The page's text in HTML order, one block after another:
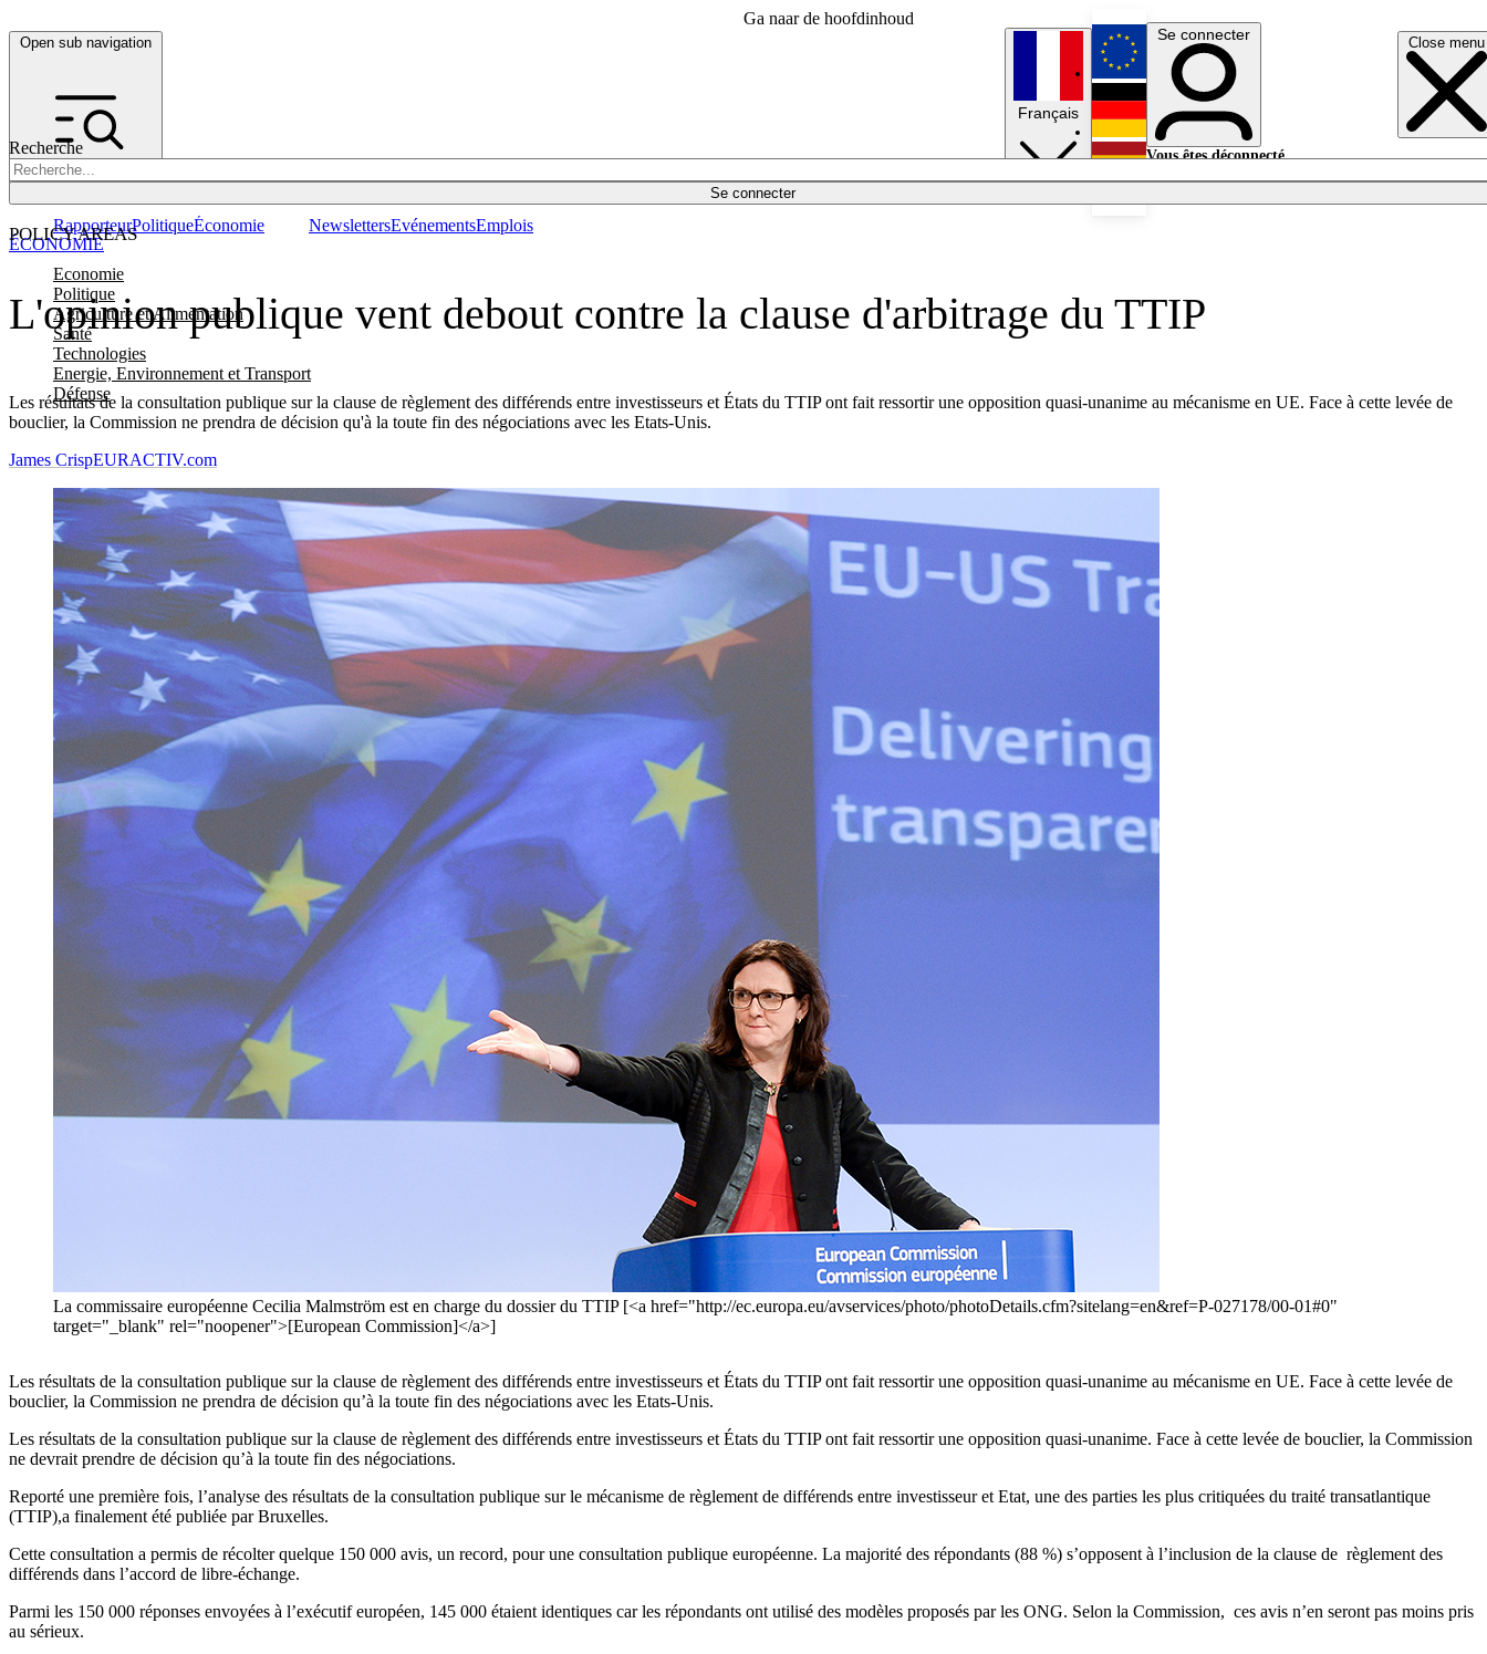
Ga naar de hoofdinhoud
Open sub navigation Close menu
Recherche
Se connecter
POLICY AREAS
Economie
Politique
Agriculture et Alimentation
Santé
Technologies
Energie, Environnement et Transport
Défense
RapporteurPolitiqueÉconomie NewslettersEvénementsEmplois
Français
English
Deutsch
Se connecter
Vous êtes déconnecté.
L'opinion publique vent debout contre la clause d'arbitrage du TTIP
Les résultats de la consultation publique sur la clause de règlement des différends entre investisseurs et États du TTIP ont fait ressortir une opposition quasi-unanime au mécanisme en UE. Face à cette levée de
bouclier, la Commission ne prendra de décision qu'à la toute fin des négociations avec les Etats-Unis.
ÉCONOMIE
James CrispEURACTIV.com
La commissaire européenne Cecilia Malmström est en charge du dossier du TTIP [<a href="http://ec.europa.eu/avservices/photo/photoDetails.cfm?sitelang=en&ref=P-027178/00-01#0"
target="_blank" rel="noopener">[European Commission]</a>]
Les résultats de la consultation publique sur la clause de règlement des différends entre investisseurs et États du TTIP ont fait ressortir une opposition quasi-unanime au mécanisme en UE. Face à cette levée de
bouclier, la Commission ne prendra de décision qu’à la toute fin des négociations avec les Etats-Unis.
Les résultats de la consultation publique sur la clause de règlement des différends entre investisseurs et États du TTIP ont fait ressortir une opposition quasi-unanime. Face à cette levée de bouclier, la Commission
ne devrait prendre de décision qu’à la toute fin des négociations.
Reporté une première fois, l’analyse des résultats de la consultation publique sur le mécanisme de règlement de différends entre investisseur et Etat, une des parties les plus critiquées du traité transatlantique
(TTIP),a finalement été publiée par Bruxelles.
Cette consultation a permis de récolter quelque 150 000 avis, un record, pour une consultation publique européenne. La majorité des répondants (88 %) s’opposent à l’inclusion de la clause de règlement des
différends dans l’accord de libre-échange.
Parmi les 150 000 réponses envoyées à l’exécutif européen, 145 000 étaient identiques car les répondants ont utilisé des modèles proposés par les ONG. Selon la Commission, ces avis n’en seront pas moins pris
au sérieux.